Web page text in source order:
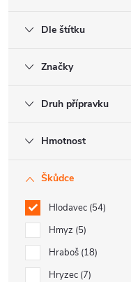
Dle štítku
Značky
Druh přípravku
Hmotnost
Škůdce
Hlodavec 54
Hmyz 5
Hraboš 18
Hryzec 7